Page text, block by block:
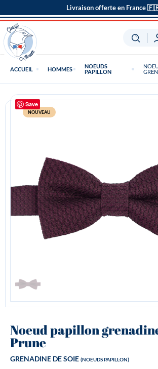
Livraison offerte en France
ACCUEIL HOMMES
NOEUDS
PAPILLON
Save
NOUVEAU
Noeud papillon
Prune
GRENADINE DE SOIE (NOEUDS PAPILLON)